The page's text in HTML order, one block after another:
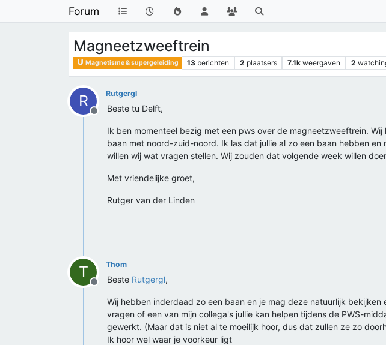
Forum
Magneetzweeftrein
Magnetisme & supergeleiding 13 berichten 2 plaatsers 7.1k weergaven 2
R
Offline
Rutgergl
Beste tu Delft,
Ik ben momenteel bezig met een pws over de magneetzweeftrein.
baan met noord-zuid-noord. Ik las dat jullie al zo een baan hebben
willen wij wat vragen stellen. Wij zouden dat volgende week willen
Met vriendelijke groet,
Rutger van der Linden
T
Offline
Thom
Beste Rutgergl,
Wij hebben inderdaad zo een baan en je mag deze natuurlijk
vragen of een van mijn collega's jullie kan helpen tijdens de PWS-
gewerkt. (Maar dat is niet al te moeilijk hoor, dus dat zullen ze zo
Ik hoor wel waar je voorkeur ligt